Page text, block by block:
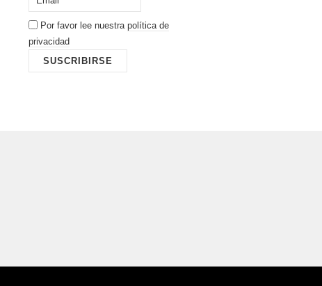
Por favor lee nuestra política de
privacidad